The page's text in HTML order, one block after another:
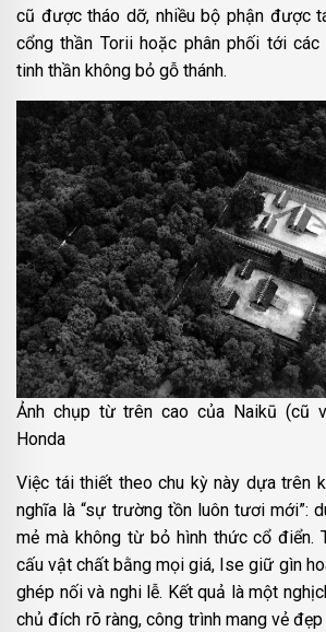
cũ được tháo dỡ, nhiều bộ phận được
cổng thần Torii hoặc phân phối tới
tinh thần không bỏ gỗ thánh.
Ảnh chụp từ trên cao của Naikū (cũ
Honda
Việc tái thiết theo chu kỳ này dựa trên
nghĩa là “sự trường tồn luôn tươi mới”:
mẻ mà không từ bỏ hình thức cổ điển.
cấu vật chất bằng mọi giá, Ise giữ gìn
ghép nối và nghi lễ. Kết quả là một
chủ đích rõ ràng, công trình mang vẻ